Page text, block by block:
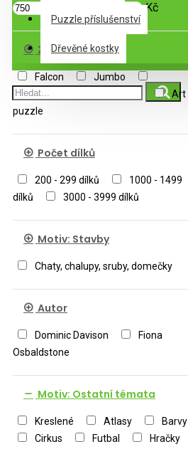
Puzzle příslušenství
Dřevěné kostky
Kč
Značka
Falcon
Jumbo
Eurographics
Art
puzzle
Počet dílků
200 - 299 dílků
1000 - 1499
dílků
3000 - 3999 dílků
Motiv: Stavby
Chaty, chalupy, sruby, domečky
Autor
Dominic Davison
Fiona
Osbaldstone
Motiv: Ostatní témata
Kreslené Atlasy
Barvy
Cirkus
Futbal
Hračky